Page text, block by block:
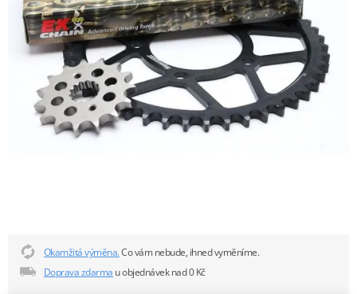
Okamžitá výměna.Co vám nebude, ihned vyměníme.
Doprava zdarma u objednávek nad 0 Kč